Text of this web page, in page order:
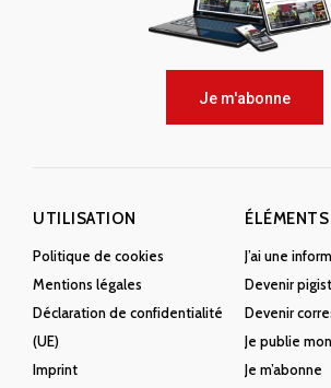
Je m'abonne
UTILISATION
Politique de cookies
Mentions légales
Déclaration de confidentialité
(UE)
Imprint
ÉLÉMENTS
J’ai une
Devenir
Devenir
Je publie
Je m’abonne